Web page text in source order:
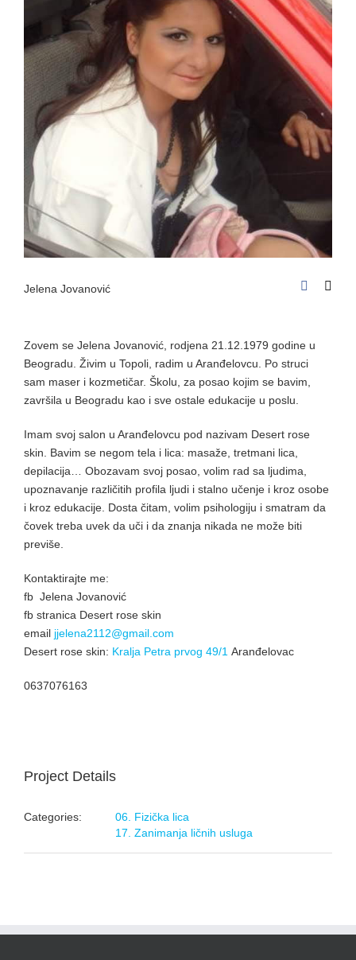
Jelena Jovanović
Zovem se Jelena Jovanović, rodjena 21.12.1979 godine u
Beogradu. Živim u Topoli, radim u Aranđelovcu. Po struci
sam maser i kozmetičar. Školu, za posao kojim se bavim,
završila u Beogradu kao i sve ostale edukacije u poslu.
Imam svoj salon u Aranđelovcu pod nazivam Desert rose
skin. Bavim se negom tela i lica: masaže, tretmani lica,
depilacija… Obozavam svoj posao, volim rad sa ljudima,
upoznavanje različitih profila ljudi i stalno učenje i kroz osobe
i kroz edukacije. Dosta čitam, volim psihologiju i smatram da
čovek treba uvek da uči i da znanja nikada ne može biti
previše.
Kontaktirajte me:
fb Jelena Jovanović
fb stranica Desert rose skin
email jjelena2112@gmail.com
Desert rose skin: Kralja Petra prvog 49/1 Aranđelovac
0637076163
Project Details
Categories:
06. Fizička lica
17. Zanimanja ličnih usluga